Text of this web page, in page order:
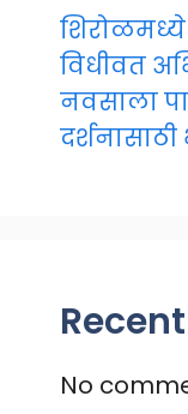
शिरोळमध्ये
विधीवत
नवसाला
दर्शनासाठी
No